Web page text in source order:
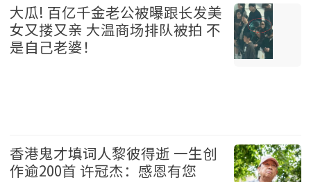
大瓜! 百亿千金老公被曝跟长发美
女又搂又亲 大温商场排队被拍 不
是自己老婆！
香港鬼才填词人黎彼得逝 一生创
作逾200首 许冠杰：感恩有您